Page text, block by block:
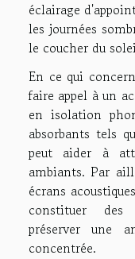
éclairage
les journées
le coucher du
En ce qui
faire appel à un
en isolation
absorbants tels
peut aider à
ambiants. Par
écrans
constituer des
préserver une
concentrée.